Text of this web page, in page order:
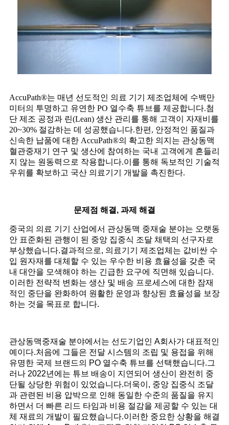
AccuPath®는 매년 선도적인 의료 기기 제조업체에 수백만
미터의 투명하고 유연한 PO 열수축 튜브를 제공합니다.첨
단 제조 공정과 린(Lean) 생산 관리를 통해 고객이 자재비를
20~30% 절감하는 데 성공했습니다.한편, 안정적인 품질과
신속한 납품에 대한 AccuPath®의 확고한 의지는 관상동맥
혈관중재기 연구 및 생산에 참여하는 국내 고객에게 흔들리
지 않는 원동력으로 작용합니다.이를 통해 독보적인 기술적
우위를 확보하고 국산 의료기기 개발을 촉진한다.
문제점 해결, 과제 해결
중국의 의료 기기 산업에서 관상동맥 중재술 분야는 오랫동
안 표준화된 관행이 된 중앙 집중식 조달 채택의 선구자로
부상했습니다.결과적으로, 의료기기 제조업체는 값비싼 수
입 원자재를 대체할 수 있는 우수한 비용 효율성을 갖춘 국
내 대안을 모색해야 하는 긴급한 요구에 직면해 있습니다.
이러한 전략적 변화는 생산 및 배송 프로세스에 대한 잠재
적인 중단을 완화하여 원활한 운영과 향상된 효율성을 보장
하는 것을 목표로 합니다.
관상동맥중재술 분야에서는 선도기업인 A회사가 대표적인
예이다.처음에 그들은 전달 시스템의 조립 및 용접을 위해
유명한 국제 브랜드의 PO 열수축 튜브를 선택했습니다.그
러나 2022년에는 튜브 배송이 지연되어 생산이 완전히 중
단될 상당한 위험이 있었습니다.더욱이, 중앙 집중식 조달
과 관련된 비용 압박으로 인해 동일한 수준의 품질을 유지
하면서 더 빠른 리드 타임과 비용 절감을 제공할 수 있는 대
체 재료의 개발이 필요했습니다.이러한 중요한 상황을 해결